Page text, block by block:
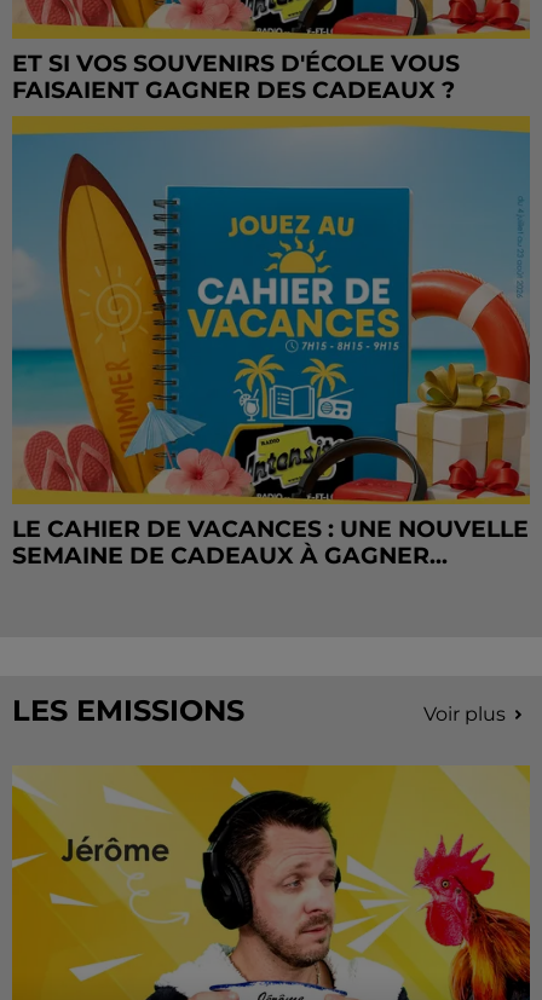
ET SI VOS SOUVENIRS D'ÉCOLE VOUS
FAISAIENT GAGNER DES CADEAUX ?
LE CAHIER DE VACANCES : UNE NOUVELLE
SEMAINE DE CADEAUX À GAGNER...
LES EMISSIONS Voir plus